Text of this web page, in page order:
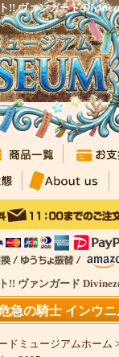
!! ヴァンガード
!! ヴァンガード
急の騎士 インウ
ドミュージアムホーム